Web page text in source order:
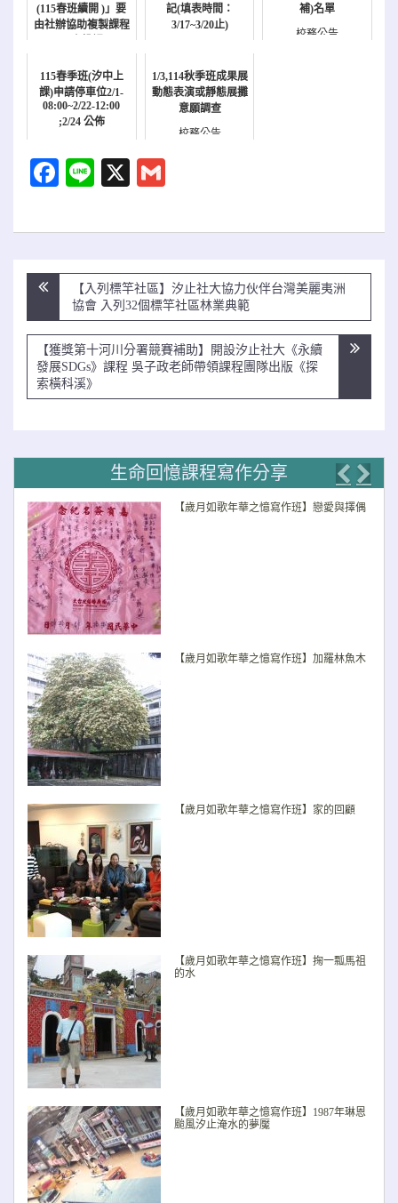
(115春班續開 )」要
由社辦協助複製課程
記(填表時間：
3/17~3/20止)
補)名單
校務公告
115春季班(汐中上
課)申請停車位2/1-
08:00~2/22-12:00
;2/24 公佈
1/3,114秋季班成果展
動態表演或靜態展攤
意願調查
校務公告
Facebook
LineX
文
導
覽
【入列標竿社區】汐止社大協力伙伴台灣美麗夷洲
協會 入列32個標竿社區林業典範
【獲獎第十河川分署競賽補助】開設汐止社大《永續
發展SDGs》課程 吳子政老師帶領課程團隊出版《探
索橫科溪》
生命回憶課程寫作分享
【歲月如歌年華之憶寫作班】戀愛與擇偶
【歲月如歌年華之憶寫作班】加羅林魚木
【歲月如歌年華之憶寫作班】家的回顧
【歲月如歌年華之憶寫作班】掬一瓢馬祖
的水
【歲月如歌年華之憶寫作班】1987年琳恩
颱風汐止淹水的夢魘